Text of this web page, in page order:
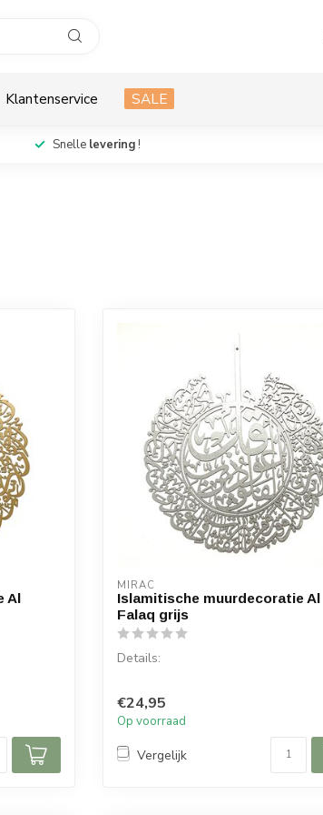
Klantenservice SALE
Snelle levering!
Al
MIRAC
Islamitische muurdecoratie Al
Falaq grijs
Details:
Materiaal: Hout
Afmetingen: 65 x 55 (hoogte x bree...
€24,95
Op voorraad
Vergelijk